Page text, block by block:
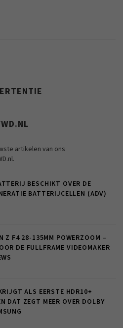
artikelen van ons
BESCHIKT OVER DE
BATTERIJCELLEN (ADV)
Z F4 28-135MM POWERZOOM –
DE FULLFRAME VIDEOMAKER
ALS EERSTE HDR10+
DAT ZEGT MEER OVER DOLBY